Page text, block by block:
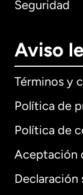
Seguridad
Aviso
Términos y
Política de
Política de
Aceptación
Declaración